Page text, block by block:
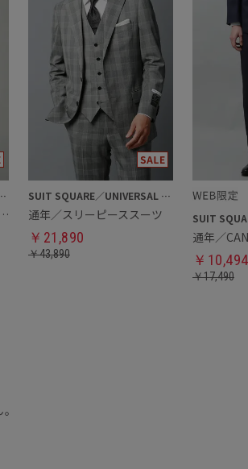
LANGUAGE
春夏／MANNELLI／ジャケット
SUIT SQUARE／UNIVERSAL LANGUAGE
通年／スリーピーススーツ
￥ 21,890
￥43,890 ￥ 10,494
￥17,490